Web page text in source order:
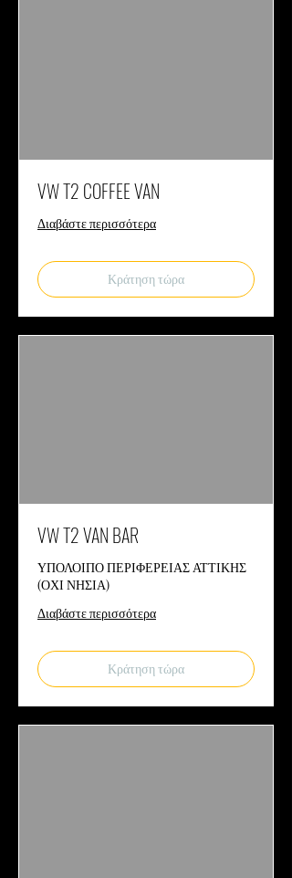
VW T2 COFFEE VAN
Διαβάστε περισσότερα
Κράτηση τώρα
VW T2 VAN BAR
ΥΠΟΛΟΙΠΟ ΠΕΡΙΦΕΡΕΙΑΣ ΑΤΤΙΚΗΣ
(ΟΧΙ ΝΗΣΙΑ)
Διαβάστε περισσότερα
Κράτηση τώρα